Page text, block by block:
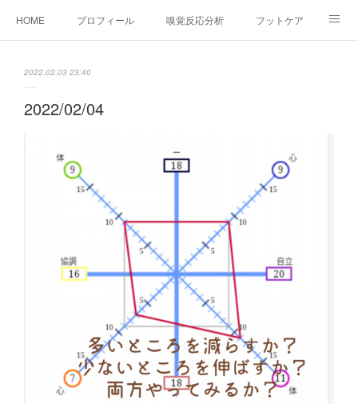
HOME プロフィール 嗅覚反応分析 フットケア
2022.02.03 23:40
2022/02/04